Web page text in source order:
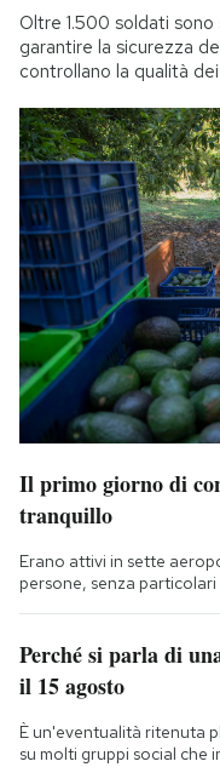
Oltre 1.500 soldati
garantire la sicurezza
controllano la qualità
Il primo giorno di
tranquillo
Erano attivi in sette
persone, senza
Perché si parla di
il 15 agosto
È un'eventualità ritenuta
su molti gruppi social che